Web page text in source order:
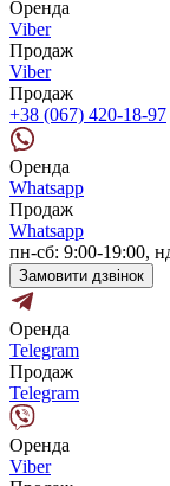
Оренда
Viber
Продаж
Viber
Продаж
+38 (067) 420-18-97
Оренда
Whatsapp
Продаж
Whatsapp
пн-сб: 9:00-19:00,
Замовити дзвінок
Оренда
Telegram
Продаж
Telegram
Оренда
Viber